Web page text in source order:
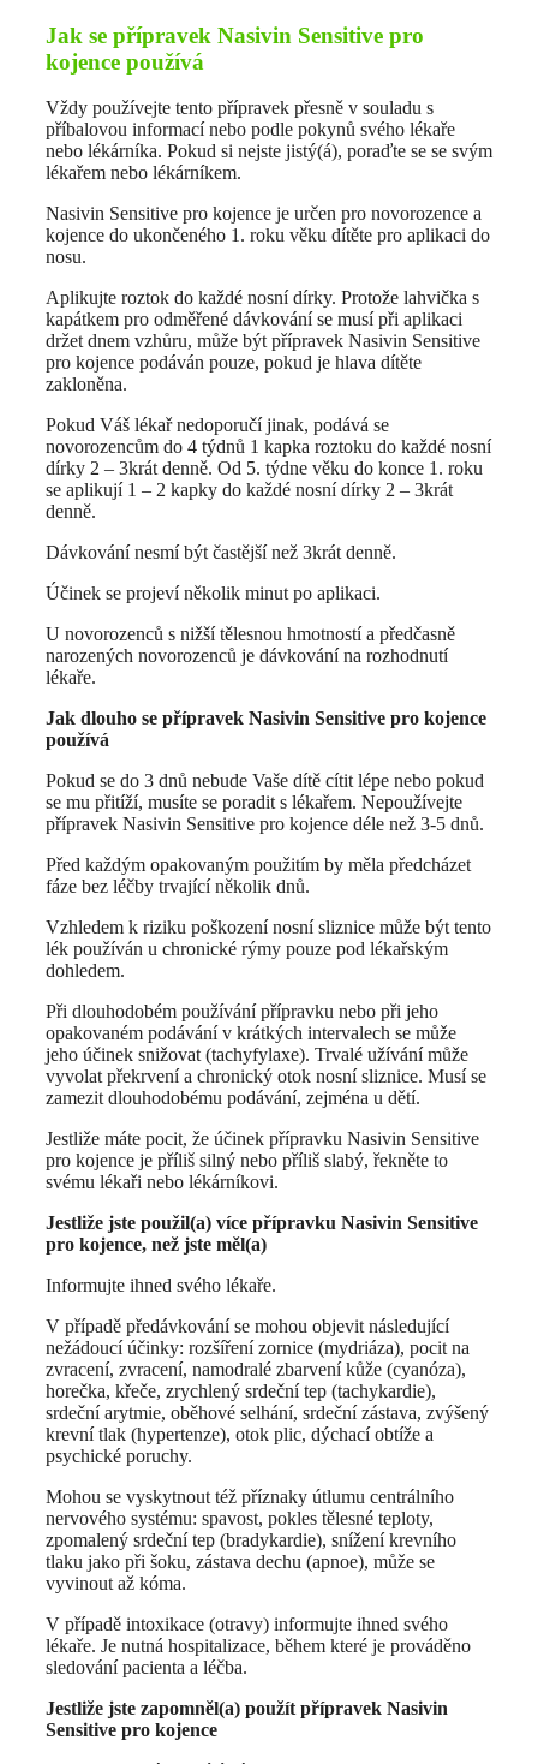
Jak se přípravek Nasivin Sensitive pro
kojence používá
Vždy používejte tento přípravek přesně v souladu s
příbalovou informací nebo podle pokynů svého lékaře
nebo lékárníka. Pokud si nejste jistý(á), poraďte se se svým
lékařem nebo lékárníkem.
Nasivin Sensitive pro kojence je určen pro novorozence a
kojence do ukončeného 1. roku věku dítěte pro aplikaci do
nosu.
Aplikujte roztok do každé nosní dírky. Protože lahvička s
kapátkem pro odměřené dávkování se musí při aplikaci
držet dnem vzhůru, může být přípravek Nasivin Sensitive
pro kojence podáván pouze, pokud je hlava dítěte
zakloněna.
Pokud Váš lékař nedoporučí jinak, podává se
novorozencům do 4 týdnů 1 kapka roztoku do každé nosní
dírky 2 – 3krát denně. Od 5. týdne věku do konce 1. roku
se aplikují 1 – 2 kapky do každé nosní dírky 2 – 3krát
denně.
Dávkování nesmí být častější než 3krát denně.
Účinek se projeví několik minut po aplikaci.
U novorozenců s nižší tělesnou hmotností a předčasně
narozených novorozenců je dávkování na rozhodnutí
lékaře.
Jak dlouho se přípravek Nasivin Sensitive pro kojence
používá
Pokud se do 3 dnů nebude Vaše dítě cítit lépe nebo pokud
se mu přitíží, musíte se poradit s lékařem. Nepoužívejte
přípravek Nasivin Sensitive pro kojence déle než 3-5 dnů.
Před každým opakovaným použitím by měla předcházet
fáze bez léčby trvající několik dnů.
Vzhledem k riziku poškození nosní sliznice může být tento
lék používán u chronické rýmy pouze pod lékařským
dohledem.
Při dlouhodobém používání přípravku nebo při jeho
opakovaném podávání v krátkých intervalech se může
jeho účinek snižovat (tachyfylaxe). Trvalé užívání může
vyvolat překrvení a chronický otok nosní sliznice. Musí se
zamezit dlouhodobému podávání, zejména u dětí.
Jestliže máte pocit, že účinek přípravku Nasivin Sensitive
pro kojence je příliš silný nebo příliš slabý, řekněte to
svému lékaři nebo lékárníkovi.
Jestliže jste použil(a) více přípravku Nasivin Sensitive
pro kojence, než jste měl(a)
Informujte ihned svého lékaře.
V případě předávkování se mohou objevit následující
nežádoucí účinky: rozšíření zornice (mydriáza), pocit na
zvracení, zvracení, namodralé zbarvení kůže (cyanóza),
horečka, křeče, zrychlený srdeční tep (tachykardie),
srdeční arytmie, oběhové selhání, srdeční zástava, zvýšený
krevní tlak (hypertenze), otok plic, dýchací obtíže a
psychické poruchy.
Mohou se vyskytnout též příznaky útlumu centrálního
nervového systému: spavost, pokles tělesné teploty,
zpomalený srdeční tep (bradykardie), snížení krevního
tlaku jako při šoku, zástava dechu (apnoe), může se
vyvinout až kóma.
V případě intoxikace (otravy) informujte ihned svého
lékaře. Je nutná hospitalizace, během které je prováděno
sledování pacienta a léčba.
Jestliže jste zapomněl(a) použít přípravek Nasivin
Sensitive pro kojence